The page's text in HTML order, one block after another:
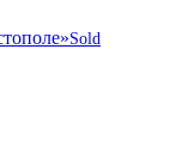
Sold